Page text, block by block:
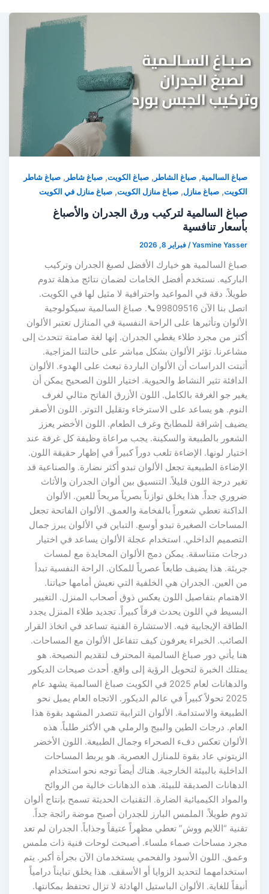
صباغ السالمية,صباغ الشاطر ,صباغ الكويت,صباغ شاطر ,صباغ شاطر
الكويت,صباغ منازل,صباغ منازل الكويت,صباغ منازل في الكويت
صباغ السالمية لتركيب ورق الجدران والأصباغ
بأسعار تنافسية
Yasmine Yasser
/فبراير 8, 2026
صباغ السالمية هو خيارك الأفضل لصبغ الجدران وتركيب
الباركيه. نستخدم أفضل الخامات لضمان نتائج مذهلة تدوم
طويلاً. دقة في المواعيد واحترافية لا مثيل لها في الكويت.
اتصل بنا الآن 99809516📞. صباغ السالمية سيكولوجية
الألوان وتأثيرها على الراحة النفسية في المنازل تعتبر الألوان
أكثر من مجرد طلاء يغطي الجدران. إنها لغة صامتة تتحدث إلى
مشاعرنا. تؤثر الألوان بشكل مباشر على حالتنا المزاجية.
أثبتت الدراسات أن الألوان الباردة تبعث على الهدوء. الألوان
الدافئة تثير النشاط والحيوية. اختيار اللون الصحيح يمكن أن
يغير جو الغرفة بالكامل. اللون الأزرق الفاتح مثالي لغرف
النوم. هو يساعد على الاسترخاء وتقليل التوتر. اللون الأصفر
يضيف إشراقة للمطابخ وغرف الطعام. اللون الأخضر يعزز
الشعور بالطبيعة والسكينة. يجب مراعاة وظيفة كل غرفة عند
اختيار لونها. الإضاءة تلعب دوراً كبيراً في إظهار حقيقة اللون.
الإضاءة الطبيعية تجعل الألوان تبدو أكثر نضارة. والصناعية قد
تغير درجة اللون قليلاً. التنسيق بين ألوان الجدران والأثاث
ضروري جداً. هذا يخلق توازناً بصرياً مريحاً للعين. الألوان
الداكنة تعطي شعوراً بالفخامة والعمق. الألوان الفاتحة تجعل
المساحات الصغيرة تبدو أوسع. التباين في الألوان يبرز جمال
التصميم الداخلي. استخدام عجلة الألوان يساعد في اختيار
درجات متناسقة. يمكن دمج الألوان المحايدة مع لمسات
جريئة. هذا يضيف طابعاً عصرياً للمكان. الراحة النفسية تبدأ
من العين. الجدران هي الخلفية التي نعيش أمامها حياتنا.
الاهتمام بتفاصيل اللون يعكس ذوق أصحاب المنزل. التغيير
البسيط في اللون يحدث فرقاً كبيراً. تجديد طلاء المنزل يجدد
الطاقة الإيجابية فيه. الاستشارة الفنية تساعد في اتخاذ القرار
الصائب. الخبراء يعرفون كيف تتفاعل الألوان مع المساحات.
هنا يأتي دور صباغ السالمية المحترف لتقديم النصيحة. هو
يمتلك الخبرة لتحويل الرؤية إلى واقع. أحدث صيحات الديكور
والدهانات لعام 2025 في الكويت صباغ السالمية يشهد عام
2025 تحولاً كبيراً في عالم الديكور. الاتجاه العام يميل نحو
الطبيعة والاستدامة. الألوان الترابية تتصدر المشهد بقوة هذا
العام. درجات الطين والبيج والرملي هي الأكثر طلباً. هذه
الألوان تعكس دفء الصحراء وجمال الطبيعة. اللون الأخضر
الزيتوني عاد بقوة للمنازل العصرية. هو يربط المساحات
الداخلية بالبيئة الخارجية. هناك أيضاً توجه نحو استخدام
الدهانات الصديقة للبيئة. هذه الدهانات خالية من الروائح
والمواد الكيميائية الضارة. التقنيات الحديثة تسمح بإنتاج ألوان
تدوم طويلاً. الملمس البارز للجدران أصبح موضة رائجة جداً.
تقنية “اللايم ووش” تعطي مظهراً عتيقاً وجذاباً. الجدران لم تعد
مجرد مساحات صماء ملساء. أصبحت لوحات فنية ذات ملمس
وعمق. اللون الأسود والفحمي يستخدمان الآن بجرأة أكبر. يتم
استخدامهما لتحديد الزوايا أو الأسقف. هذا يخلق تبايناً درامياً
أنيقاً للغاية. الألوان الباستيل الهادئة لا تزال تحتفظ بمكانتها.